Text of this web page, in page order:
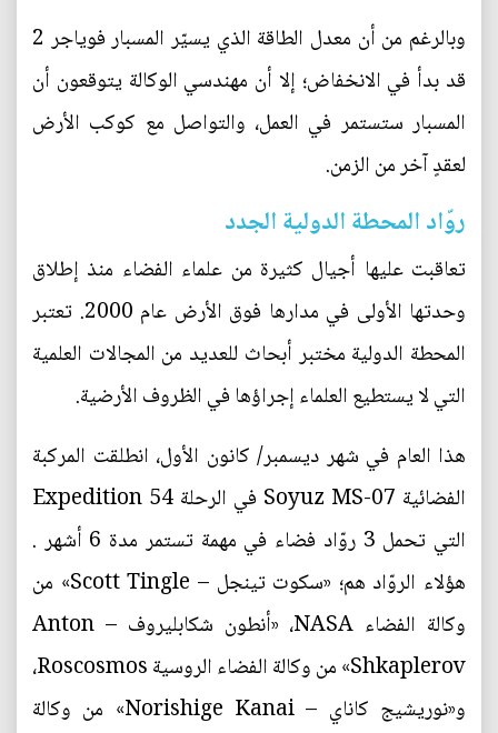
وبالرغم من أن معدل الطاقة الذي يسيّر المسبار فوياجر 2
قد بدأ في الانخفاض؛ إلا أن مهندسي الوكالة يتوقعون أن
المسبار ستستمر في العمل، والتواصل مع كوكب الأرض
لعقدٍ آخر من الزمن.
روّاد المحطة الدولية الجدد
تعاقبت عليها أجيال كثيرة من علماء الفضاء منذ إطلاق
وحدتها الأولى في مدارها فوق الأرض عام 2000. تعتبر
المحطة الدولية مختبر أبحاث للعديد من المجالات العلمية
التي لا يستطيع العلماء إجراؤها في الظروف الأرضية.
هذا العام في شهر ديسمبر/ كانون الأول، انطلقت المركبة
الفضائية Soyuz MS-07 في الرحلة Expedition 54
التي تحمل 3 روّاد فضاء في مهمة تستمر مدة 6 أشهر .
هؤلاء الروّاد هم؛ «سكوت تينجل – Scott Tingle» من
وكالة الفضاء NASA، «أنطون شكابليروف – Anton
Shkaplerov» من وكالة الفضاء الروسية Roscosmos،
و«نوريشيج كاناي – Norishige Kanai» من وكالة